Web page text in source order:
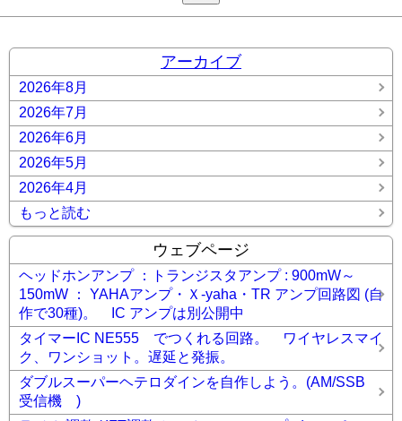
アーカイブ
2026年8月
2026年7月
2026年6月
2026年5月
2026年4月
もっと読む
ウェブページ
ヘッドホンアンプ ：トランジスタアンプ : 900mW～
150mW ： YAHAアンプ・Ｘ-yaha・TR アンプ回路図 (自
作で30種)。 IC アンプは別公開中
タイマーIC NE555 でつくれる回路。 ワイヤレスマイ
ク、ワンショット。遅延と発振。
ダブルスーパーヘテロダインを自作しよう。(AM/SSB
受信機 )